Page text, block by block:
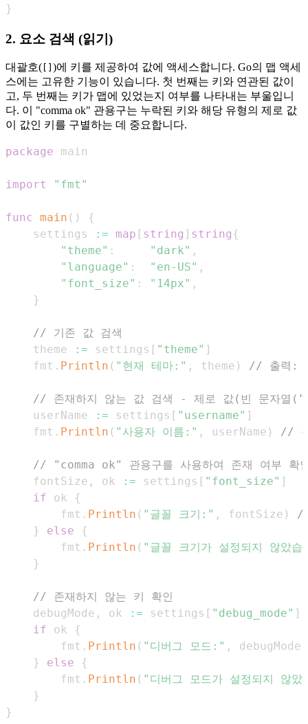
}
2. 요소 검색 (읽기)
대괄호(
)에 키를 제공하여 값에 액세스합니다. Go의 맵 액세
스에는 고유한 기능이 있습니다. 첫 번째는 키와 연관된 값이
고, 두 번째는 키가 맵에 있었는지 여부를 나타내는 부울입니
다. 이 "comma ok" 관용구는 누락된 키와 해당 유형의 제로 값
이 값인 키를 구별하는 데 중요합니다.
package
import "fmt"
func main ( )
{
    settings
:= map [ string ] string {
"theme" : "dark" ,
"language" : "en-US" ,
"font_size" : "14px" ,
}
// 기존 값 검색
    theme
:= settings [ "theme" ]
    fmt
. Println ( "현재 테마:" , theme ) // 출력:
// 존재하지 않는 값 검색 - 제로 값(빈 문자열
    userName
:= settings [ "username" ]
    fmt
. Println ( "사용자 이름:" , userName ) //
// "comma ok" 관용구를 사용하여 존재 여부 확
    fontSize
, ok := settings [ "font_size" ]
if ok
{
        fmt
. Println ( "글꼴 크기:" , fontSize )
//
}
else
{
        fmt
. Println ( "글꼴 크기가 설정되지 않았
}
// 존재하지 않는 키 확인
    debugMode
, ok := settings [ "debug_mode" ]
if ok
{
        fmt
. Println ( "디버그 모드:" , debugMode
}
else
{
        fmt
. Println ( "디버그 모드가 설정되지 않
}
}